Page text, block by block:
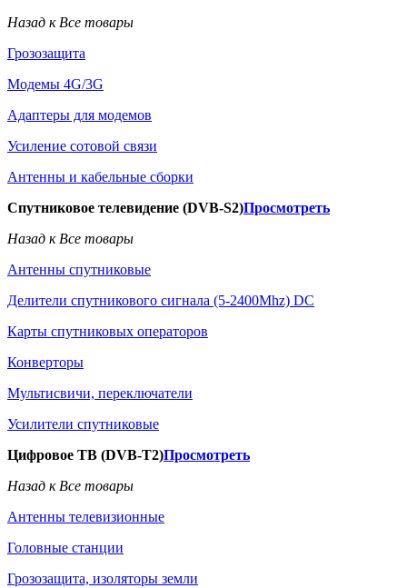
Назад к Все товары
Грозозащита
Модемы 4G/3G
Адаптеры для модемов
Усиление сотовой связи
Антенны и кабельные сборки
Спутниковое телевидение (DVB-S2)Просмотреть
Назад к Все товары
Антенны спутниковые
Делители спутникового сигнала (5-2400Mhz) DC
Карты спутниковых операторов
Конверторы
Мультисвичи, переключатели
Усилители спутниковые
Цифровое ТВ (DVB-T2)Просмотреть
Назад к Все товары
Антенны телевизионные
Головные станции
Грозозащита, изоляторы земли